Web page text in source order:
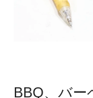
BBQ、バー